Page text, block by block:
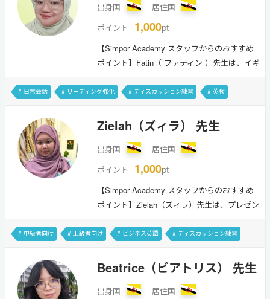
and I would love to be your English Tutor!The
English Language is a fun and easy way to
communicate your feelings, wants and needs
and I am…
出身国
居住国
ポイント
1,000pt
【Simpor Academy スタッフからのおすすめ
ポイント】Fatin（ ファティン ）先生は、イギ
カウンセリングの経験がある先生ですので、
ます。イギリス英語のレッスンを重要視され
る方にもおすすめです。Hi, I’m Fatin — Your
Friendly Online English Tutor!With a
background in Psychology and years of
experience in teaching and counseling to
international studen…
# 日常会話 # リーディング強化 # ディスカッション練習 # 英検
Zielah（ズィラ） 先生
出身国
居住国
ポイント
1,000pt
【Simpor Academy スタッフからのおすすめ
ポイント】Zielah（ズィラ）先生は、プレゼン
います。家庭教師や特別支援コミュニティで
た丁寧なレッスンを提供してくれます。Hi!
I’m Zielah, but you can call me Jiji.As a
business student, I’m passionate about
# 中級者向け # 上級者向け # ビジネス英語 # ディスカッション練習
Beatrice（ビアトリス） 先生
出身国
居住国